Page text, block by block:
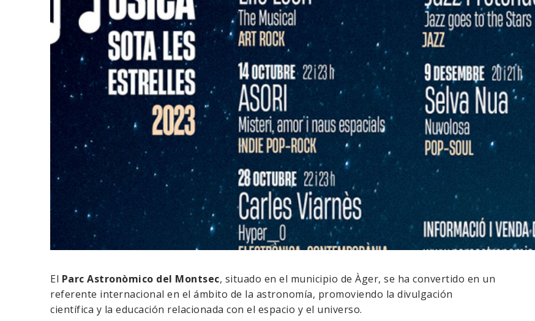
El Parc Astronòmico del Montsec, situado en el municipio de Àger, se ha convertido en un
referente internacional en el ámbito de la astronomía, promoviendo la divulgación
científica y la educación relacionada con el espacio y el universo.